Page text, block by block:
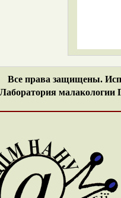
Все права защищены.
малакологии